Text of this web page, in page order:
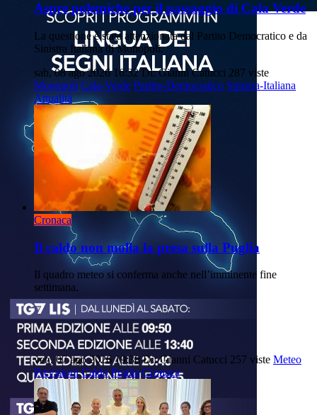
Aspre polemiche per il passaggio di Cala Verde
La questione è stata attenzionata dal Partito Democratico e da
Sinistra Italiana di Monopoli.
sab, 08 ago 2026 16:32 Di: Gianni Catucci 287 viste
Monopoli Cala-Verde Partito-Democratico Sinistra-Italiana
Attualità
Cronaca
Il caldo non molla la presa sulla Puglia
Il quadro meteo si conferma anche nell’imminente fine
settimana.
ven, 07 ago 2026 19:38 Di: Gianni Catucci 257 viste Meteo
Previsioni Caldo Puglia Cronaca